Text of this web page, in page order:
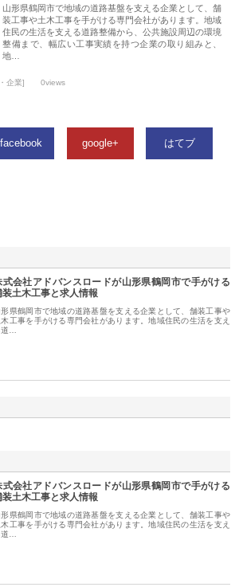
山形県鶴岡市で地域の道路基盤を支える企業として、舗
装工事や土木工事を手がける専門会社があります。地域
住民の生活を支える道路整備から、公共施設周辺の環境
整備まで、幅広い工事実績を持つ企業の取り組みと、
地…
企業] 0views
facebook google+ はてブ
式会社アドバンスロードが山形県鶴岡市で手がける
装土木工事と求人情報
形県鶴岡市で地域の道路基盤を支える企業として、舗装工事や
木工事を手がける専門会社があります。地域住民の生活を支え
…
式会社アドバンスロードが山形県鶴岡市で手がける
装土木工事と求人情報
形県鶴岡市で地域の道路基盤を支える企業として、舗装工事や
木工事を手がける専門会社があります。地域住民の生活を支え
…